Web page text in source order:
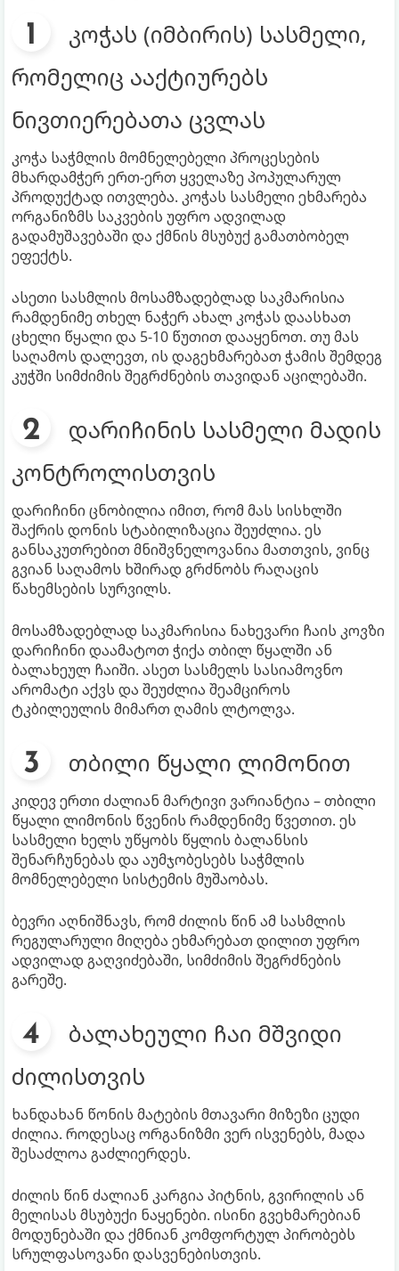
კოჭას (იმბირის) სასმელი,
რომელიც ააქტიურებს
ნივთიერებათა ცვლას
კოჭა საჭმლის მომნელებელი პროცესების
მხარდამჭერ ერთ-ერთ ყველაზე პოპულარულ
პროდუქტად ითვლება. კოჭას სასმელი ეხმარება
ორგანიზმს საკვების უფრო ადვილად
გადამუშავებაში და ქმნის მსუბუქ გამათბობელ
ეფექტს.
ასეთი სასმლის მოსამზადებლად საკმარისია
რამდენიმე თხელ ნაჭერ ახალ კოჭას დაასხათ
ცხელი წყალი და 5-10 წუთით დააყენოთ. თუ მას
საღამოს დალევთ, ის დაგეხმარებათ ჭამის შემდეგ
კუჭში სიმძიმის შეგრძნების თავიდან აცილებაში.
დარიჩინის სასმელი მადის
კონტროლისთვის
დარიჩინი ცნობილია იმით, რომ მას სისხლში
შაქრის დონის სტაბილიზაცია შეუძლია. ეს
განსაკუთრებით მნიშვნელოვანია მათთვის, ვინც
გვიან საღამოს ხშირად გრძნობს რაღაცის
წახემსების სურვილს.
მოსამზადებლად საკმარისია ნახევარი ჩაის კოვზი
დარიჩინი დაამატოთ ჭიქა თბილ წყალში ან
ბალახეულ ჩაიში. ასეთ სასმელს სასიამოვნო
არომატი აქვს და შეუძლია შეამციროს
ტკბილეულის მიმართ ღამის ლტოლვა.
თბილი წყალი ლიმონით
კიდევ ერთი ძალიან მარტივი ვარიანტია – თბილი
წყალი ლიმონის წვენის რამდენიმე წვეთით. ეს
სასმელი ხელს უწყობს წყლის ბალანსის
შენარჩუნებას და აუმჯობესებს საჭმლის
მომნელებელი სისტემის მუშაობას.
ბევრი აღნიშნავს, რომ ძილის წინ ამ სასმლის
რეგულარული მიღება ეხმარებათ დილით უფრო
ადვილად გაღვიძებაში, სიმძიმის შეგრძნების
გარეშე.
ბალახეული ჩაი მშვიდი
ძილისთვის
ხანდახან წონის მატების მთავარი მიზეზი ცუდი
ძილია. როდესაც ორგანიზმი ვერ ისვენებს, მადა
შესაძლოა გაძლიერდეს.
ძილის წინ ძალიან კარგია პიტნის, გვირილის ან
მელისას მსუბუქი ნაყენები. ისინი გვეხმარებიან
მოდუნებაში და ქმნიან კომფორტულ პირობებს
სრულფასოვანი დასვენებისთვის.